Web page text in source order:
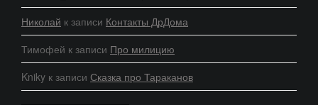
Николай к записи Контакты ДрДома
Тимофей к записи Про милицию
Kniky к записи Сказка про Тараканов